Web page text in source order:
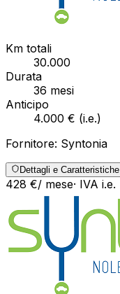
Km totali
30.000
Durata
36 mesi
Anticipo
4.000 € (i.e.)
Fornitore: Syntonia
Dettagli e Caratteristiche
428 €/ mese· IVA i.e.